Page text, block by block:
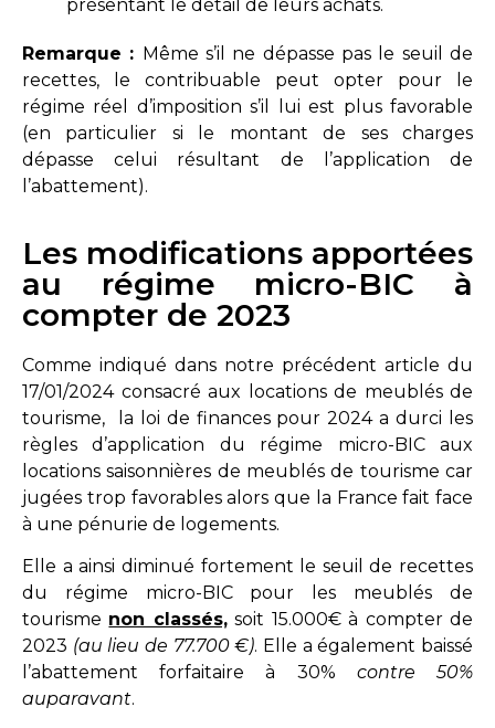
présentant le détail de leurs achats.
Remarque : Même s’il ne dépasse pas le seuil de
recettes, le contribuable peut opter pour le
régime réel d’imposition s’il lui est plus favorable
(en particulier si le montant de ses charges
dépasse celui résultant de l’application de
l’abattement).
Les modifications apportées
au régime micro-BIC à
compter de 2023
Comme indiqué dans notre précédent article du
17/01/2024 consacré aux locations de meublés de
tourisme, la loi de finances pour 2024 a durci les
règles d’application du régime micro-BIC aux
locations saisonnières de meublés de tourisme car
jugées trop favorables alors que la France fait face
à une pénurie de logements.
Elle a ainsi diminué fortement le seuil de recettes
du régime micro-BIC pour les meublés de
tourisme non classés,soit 15.000€ à compter de
2023 (au lieu de 77.700 €). Elle a également baissé
l’abattement forfaitaire à 30% contre 50%
auparavant.